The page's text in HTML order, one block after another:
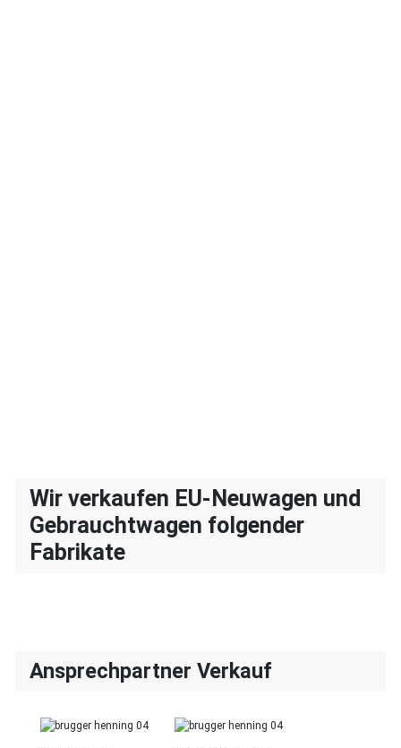
Wir verkaufen EU-Neuwagen und
Gebrauchtwagen folgender
Fabrikate
Ansprechpartner Verkauf